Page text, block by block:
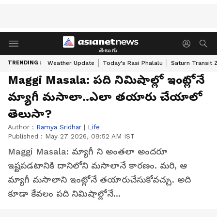
తెలుగు
TRENDING : Weather Update Today's Rasi Phalalu Saturn Transit
Maggi Masala: పది నిమిషాల్లో ఇంట్లోనే
మ్యాగీ మసాలా..ఎలా తయారు చేయాలో
తెలుసా?
Author : Ramya Sridhar | Life
Published : May 27 2026, 09:52 AM IST
Maggi Masala: మ్యాగీ ని అంతలా అందరూ
ఇష్టపడటానికి దానిలోని మసాలానే కారణం. మరి, ఆ
మ్యాగీ మసాలాని ఇంట్లోనే తయారుచేసుకోవచ్చు. అది
కూడా కేవలం పది నిమిషాల్లోనే...